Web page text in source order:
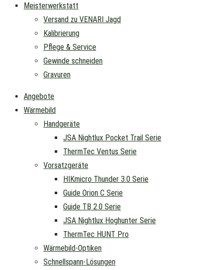
Meisterwerkstatt
Versand zu VENARI Jagd
Kalibrierung
Pflege & Service
Gewinde schneiden
Gravuren
Angebote
Wärmebild
Handgeräte
JSA Nightlux Pocket Trail Serie
ThermTec Ventus Serie
Vorsatzgeräte
HIKmicro Thunder 3.0 Serie
Guide Orion C Serie
Guide TB 2.0 Serie
JSA Nightlux Hoghunter Serie
ThermTec HUNT Pro
Wärmebild-Optiken
Schnellspann-Lösungen